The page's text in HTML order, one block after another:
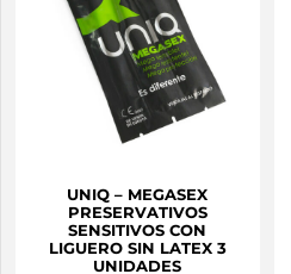
UNIQ – MEGASEX
PRESERVATIVOS
SENSITIVOS CON
LIGUERO SIN LATEX 3
UNIDADES